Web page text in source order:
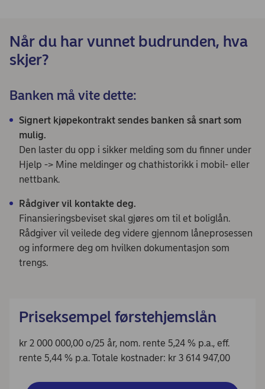
Når du har vunnet budrunden, hva
skjer?
Banken må vite dette:
Signert kjøpekontrakt sendes banken så snart som
mulig.
Den laster du opp i sikker melding som du finner under
Hjelp -> Mine meldinger og chathistorikk i mobil- eller
nettbank.
Rådgiver vil kontakte deg.
Finansieringsbeviset skal gjøres om til et boliglån.
Rådgiver vil veilede deg videre gjennom låneprosessen
og informere deg om hvilken dokumentasjon som
trengs.
Priseksempel førstehjemslån
kr 2 000 000,00 o/25 år, nom. rente 5,24 % p.a., eff.
rente 5,44 % p.a. Totale kostnader: kr 3 614 947,00